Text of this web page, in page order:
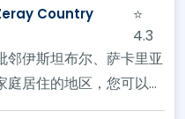
Country
⭐
4.3
邻伊斯坦布尔、萨卡里亚
居住的地区，您可以尽